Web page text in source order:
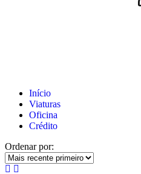
Início
Viaturas
Oficina
Crédito
Ordenar por: